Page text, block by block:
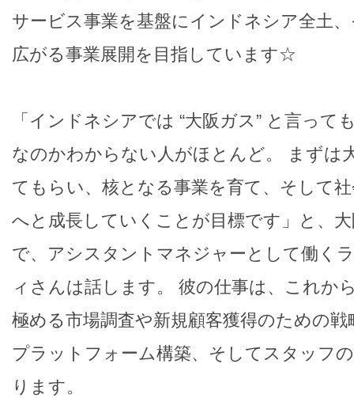
サービス事業を基盤にインドネシア全土
広がる事業展開を目指しています☆
「インドネシアでは “大阪ガス” と言って
なのかわからない人がほとんど。 まずは
てもらい、核となる事業を育て、そして
へと成長していくことが目標です」と、
で、アシスタントマネジャーとして働く
ィさんは話します。 彼の仕事は、これか
極める市場調査や新規顧客獲得のための
プラットフォーム構築、そしてスタッフ
ります。